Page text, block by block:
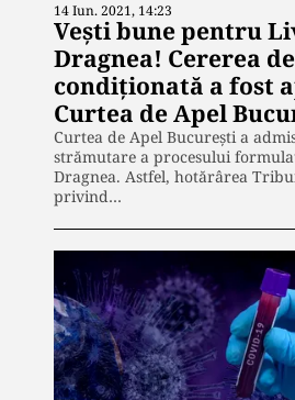
14 Iun. 2021, 14:23
Vești bune pentru
Dragnea! Cererea
condiționată a fost
Curtea de Apel
Curtea de Apel București a
strămutare a procesului
Dragnea. Astfel, hotărârea
privind…